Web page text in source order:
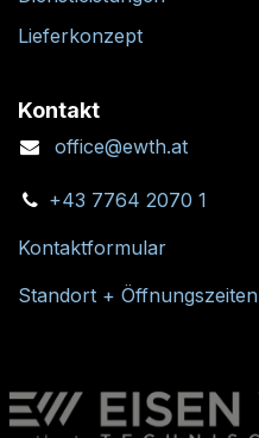
Lieferkonzept
Kontakt
office@ewth.at
+43 7764 2070 1
Kontaktformular
Standort + Öffnungszeiten